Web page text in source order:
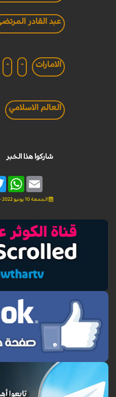
عبد القادر
الامارات -
-
العالم الاسلامي
شاركوا هذا الخبر
Email
الجمعة 10 يونيو 2022 - 17:38 بتوقيت غرينتش